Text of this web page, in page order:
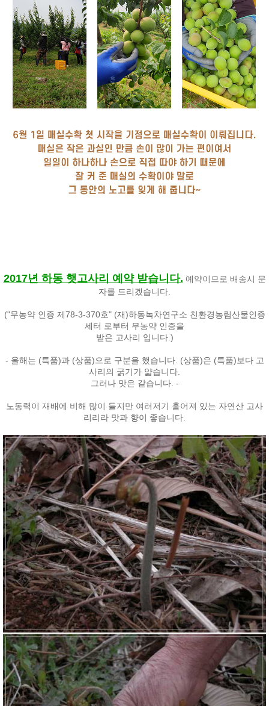
2017년 하동 햇고사리 예약 받습니다. 예약이므로 배송시 문
자를 드리겠습니다.
("무농약 인증 제78-3-370호" (재)하동녹차연구소 친환경농림산물인증
세터 로부터 무농약 인증을
받은 고사리 입니다.)
- 올해는 (특품)과 (상품)으로 구분을 했습니다. (상품)은 (특품)보다 고
사리의 굵기가 얇습니다.
그러나 맛은 같습니다. -
노동력이 재배에 비해 많이 들지만 여러저기 흩어져 있는 자연산 고사
리리라 맛과 향이 좋습니다.